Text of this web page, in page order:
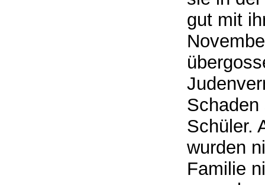
gut mit
Schüler.
wurden
Familie